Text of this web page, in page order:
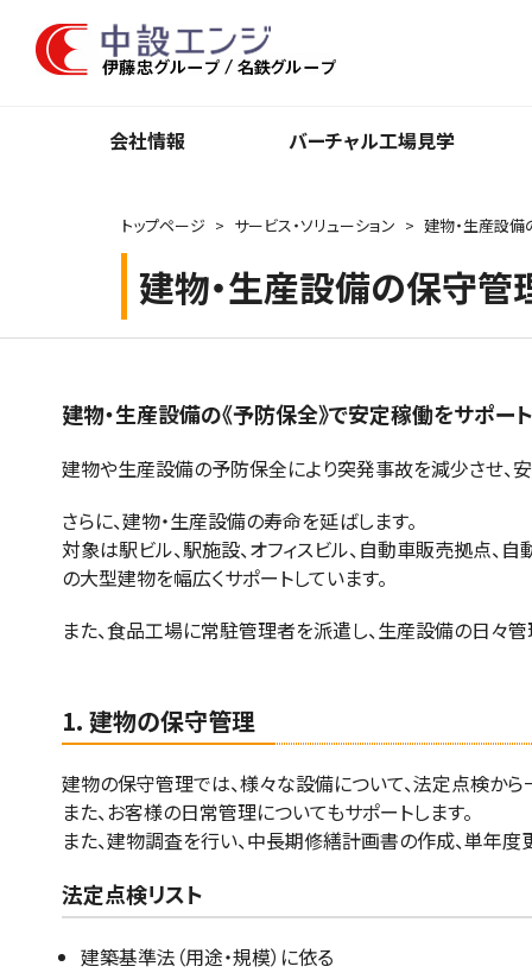
会社情報 バーチャル⼯場⾒学
トップページ サービス・ソリューション 建物・生産設
建物・生産設備の保守管
建物・生産設備の《予防保全》で安定稼働をサポート
建物や生産設備の予防保全により突発事故を減少させ、
さらに、建物・生産設備の寿命を延ばします。
対象は駅ビル、駅施設、オフィスビル、自動車販売拠点、
の大型建物を幅広くサポートしています。
また、食品工場に常駐管理者を派遣し、生産設備の日々
1. 建物の保守管理
建物の保守管理では、様々な設備について、法定点検か
また、お客様の日常管理についてもサポートします。
また、建物調査を行い、中長期修繕計画書の作成、単年
法定点検リスト
建築基準法（用途・規模）に依る